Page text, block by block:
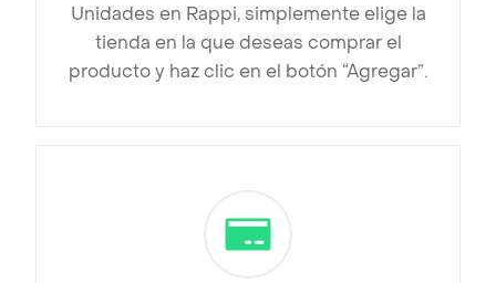
Unidades en Rappi, simplemente elige la
tienda en la que deseas comprar el
producto y haz clic en el botón “Agregar”.